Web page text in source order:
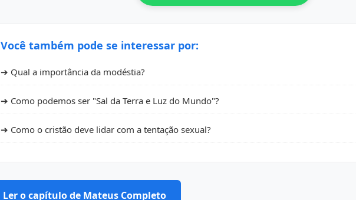
Você também pode se interessar por:
➔ Qual a importância da modéstia?
➔ Como podemos ser "Sal da Terra e Luz do Mundo"?
➔ Como o cristão deve lidar com a tentação sexual?
Ler o capítulo de Mateus Completo